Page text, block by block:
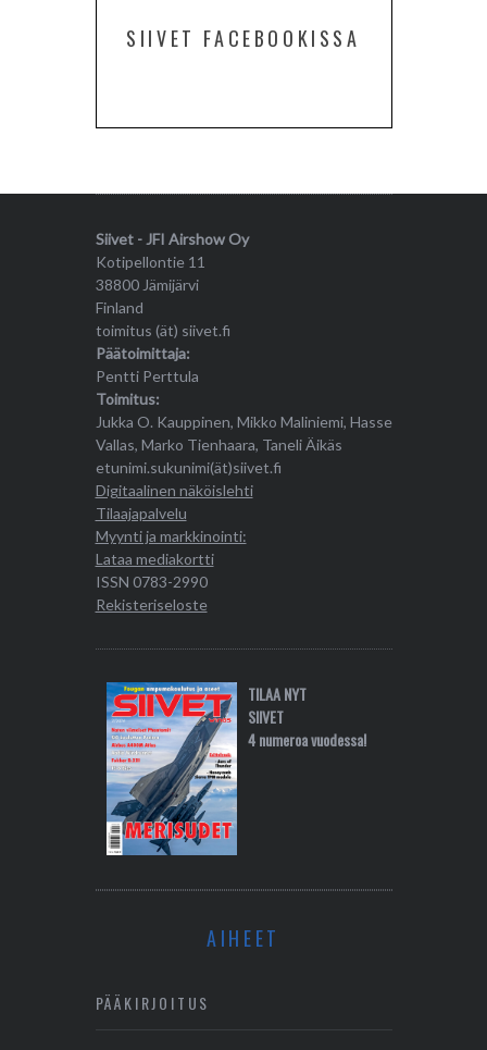
SIIVET FACEBOOKISSA
Siivet - JFI Airshow Oy
Kotipellontie 11
38800 Jämijärvi
Finland
toimitus (ät) siivet.fi
Päätoimittaja:
Pentti Perttula
Toimitus:
Jukka O. Kauppinen, Mikko Maliniemi, Hasse
Vallas, Marko Tienhaara, Taneli Äikäs
etunimi.sukunimi(ät)siivet.fi
Digitaalinen näköislehti
Tilaajapalvelu
Myynti ja markkinointi:
Lataa mediakortti
ISSN 0783-2990
Rekisteriseloste
TILAA NYT
SIIVET
4 numeroa vuodessa!
AIHEET
PÄÄKIRJOITUS